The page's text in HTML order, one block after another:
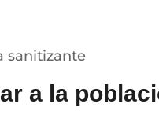
sanitizante
a la